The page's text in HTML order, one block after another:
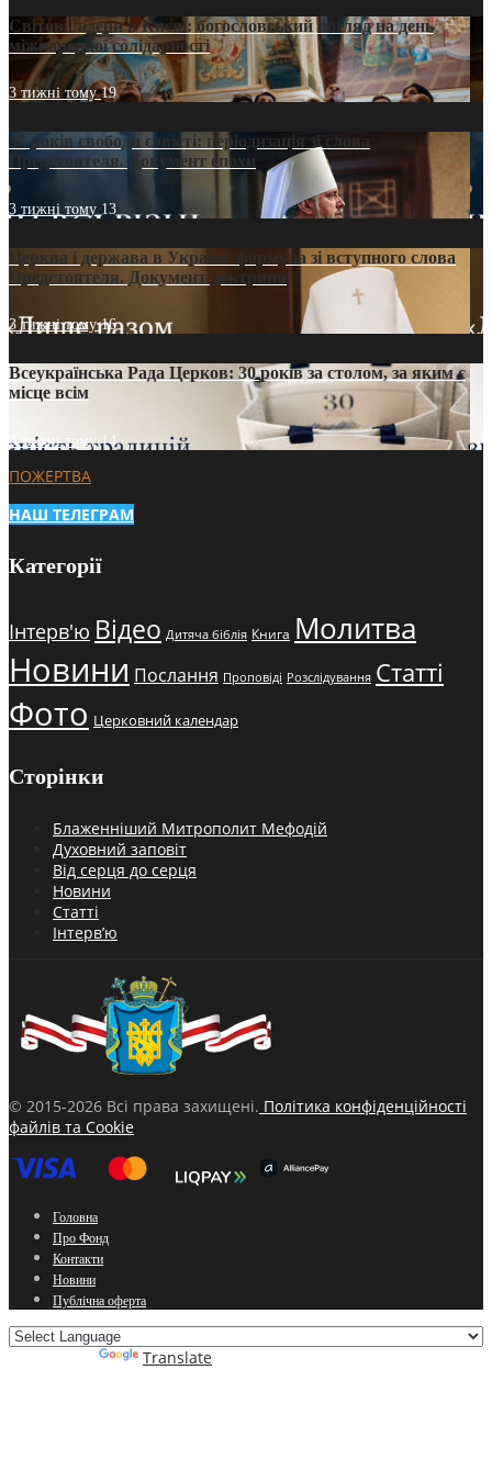
Світові лідери в Києві: богословський погляд на день
міжнародної солідарності
3 тижні тому19
35 років свободи совісті: періодизація зі слова
Предстоятеля. Документ епохи
3 тижні тому 13
Церква і держава в Україні: формула зі вступного слова
Предстоятеля. Документ доктрини
3 тижні тому16
Всеукраїнська Рада Церков: 30 років за столом, за яким є
місце всім
3 тижні тому14
ПОЖЕРТВА
НАШ ТЕЛЕГРАМ
Категорії
Інтерв'ю Відео Дитяча біблія Книга Молитва
Новини Послання Проповіді Розслідування Статті
Фото Церковний календар
Сторінки
Блаженніший Митрополит Мефодій
Духовний заповіт
Від серця до серця
Новини
Статті
Інтерв’ю
© 2015-2026 Всі права захищені. Політика конфіденційності
файлів та Cookie
Головна
Про Фонд
Контакти
Новини
Публічна оферта
Translate